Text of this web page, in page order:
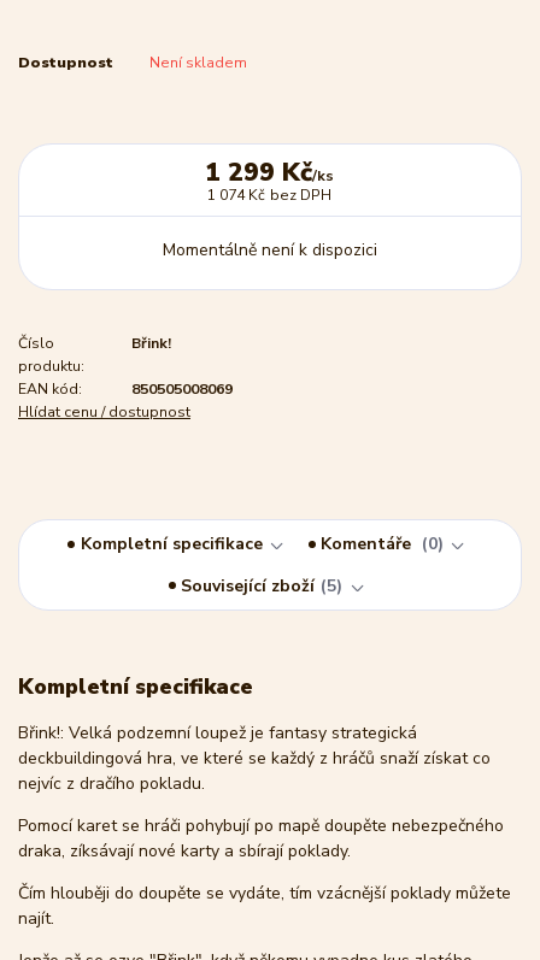
Dostupnost Není skladem
1 299 Kč/ks
1 074 Kč bez DPH
Momentálně není k dispozici
Číslo
produktu:
Břink!
EAN kód:
850505008069
Hlídat cenu / dostupnost
Kompletní specifikace Komentáře
0
Související zboží 5
Kompletní specifikace
Břink!: Velká podzemní loupež je fantasy strategická
deckbuildingová hra, ve které se každý z hráčů snaží získat co
nejvíc z dračího pokladu.
Pomocí karet se hráči pohybují po mapě doupěte nebezpečného
draka, zíksávají nové karty a sbírají poklady.
Čím hlouběji do doupěte se vydáte, tím vzácnější poklady můžete
najít.